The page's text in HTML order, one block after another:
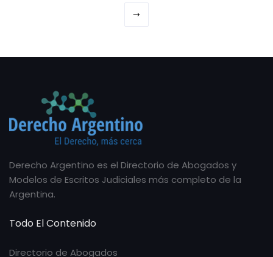
Derecho Argentino es el Directorio de Abogados y
Modelos de Escritos Judiciales más completo de la
Argentina.
Todo El Contenido
Directorio de Abogados